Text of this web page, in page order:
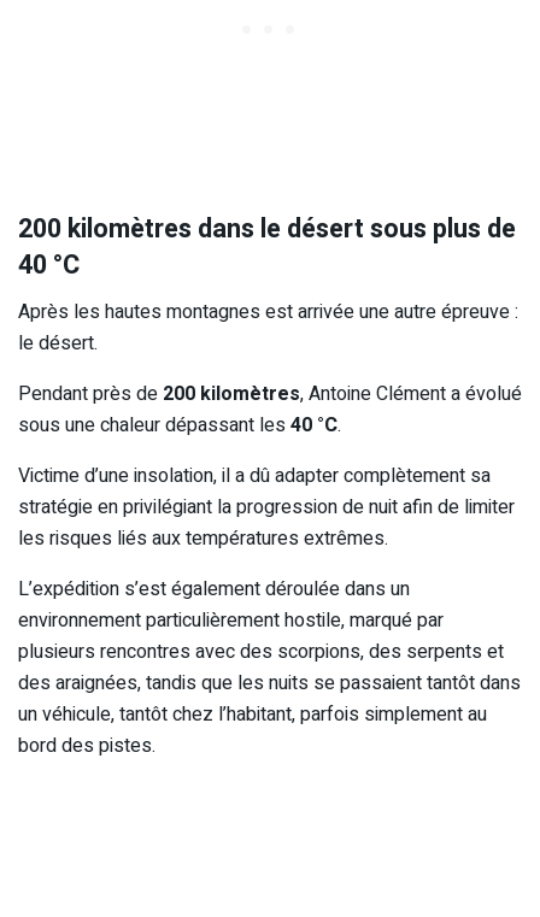
200 kilomètres dans le désert sous plus de
40 °C
Après les hautes montagnes est arrivée une autre épreuve :
le désert.
Pendant près de 200 kilomètres, Antoine Clément a évolué
sous une chaleur dépassant les40 °C.
Victime d’une insolation, il a dû adapter complètement sa
stratégie en privilégiant la progression de nuit afin de limiter
les risques liés aux températures extrêmes.
L’expédition s’est également déroulée dans un
environnement particulièrement hostile, marqué par
plusieurs rencontres avec des scorpions, des serpents et
des araignées, tandis que les nuits se passaient tantôt dans
un véhicule, tantôt chez l’habitant, parfois simplement au
bord des pistes.